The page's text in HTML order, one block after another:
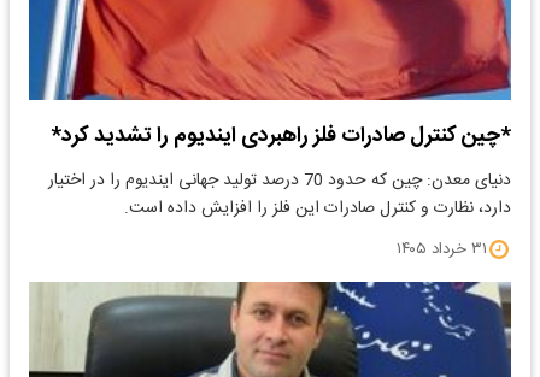
*چین کنترل صادرات فلز راهبردی ایندیوم را تشدید کرد*
دنیای معدن: چین که حدود 70 درصد تولید جهانی ایندیوم را در اختیار
دارد، نظارت و کنترل صادرات این فلز را افزایش داده است.
۳۱ خرداد ۱۴۰۵